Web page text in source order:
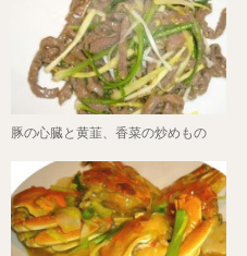
豚の心臓と黄韮、香菜の炒めもの